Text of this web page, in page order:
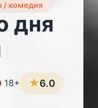
/ комедия
дня
18+ ★6.0